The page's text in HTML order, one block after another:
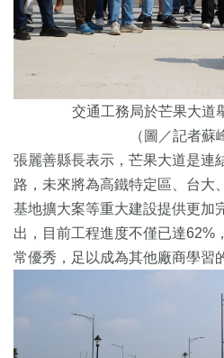
交通工務局於芒果大道
（圖／記者蘇
張麗善縣長表示，芒果大道是連
路，未來將為高鐵特定區、台大
基地擴大案等重大建設提供更加
出，目前工程進度不僅已達62%
常優秀，足以成為其他廠商學習